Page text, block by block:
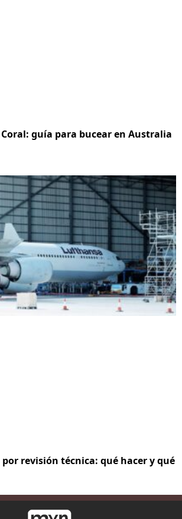
guía para bucear en Australia
revisión técnica: qué hacer y qué